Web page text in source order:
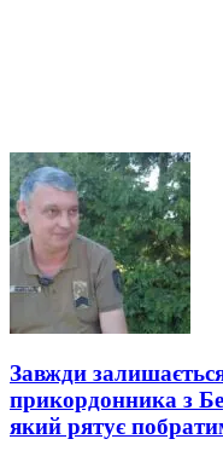
Завжди
прикордонника з
який рятує